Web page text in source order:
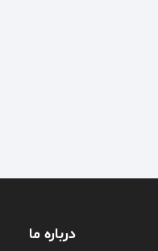
درباره ما